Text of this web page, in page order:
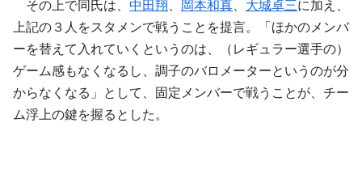
その上で同氏は、 中田翔、 岡本和真、 大城卓三に加え、
上記の３人をスタメンで戦うことを提言。「ほかのメンバ
ーを替えて入れていくというのは、（レギュラー選手の）
ゲーム感もなくなるし、調子のバロメーターというのが分
からなくなる」として、固定メンバーで戦うことが、チー
ム浮上の鍵を握るとした。